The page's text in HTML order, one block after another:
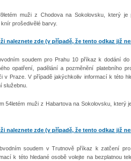
muži z Chodova na Sokolovsku, který
prošedivělé barvy.
naleznete zde (v případě, že tento odkaz již
soudem pro Prahu 10 příkaz k dodání
opatření, padělání a pozměnění platebního
v Praze. V případě jakýchkoliv informací k této
služebnu.
54letém muži z Habartova na Sokolovsku,
naleznete zde (v případě, že tento odkaz již
soudem v Trutnově příkaz k zatčení
k této hledané osobě volejte na bezplatnou